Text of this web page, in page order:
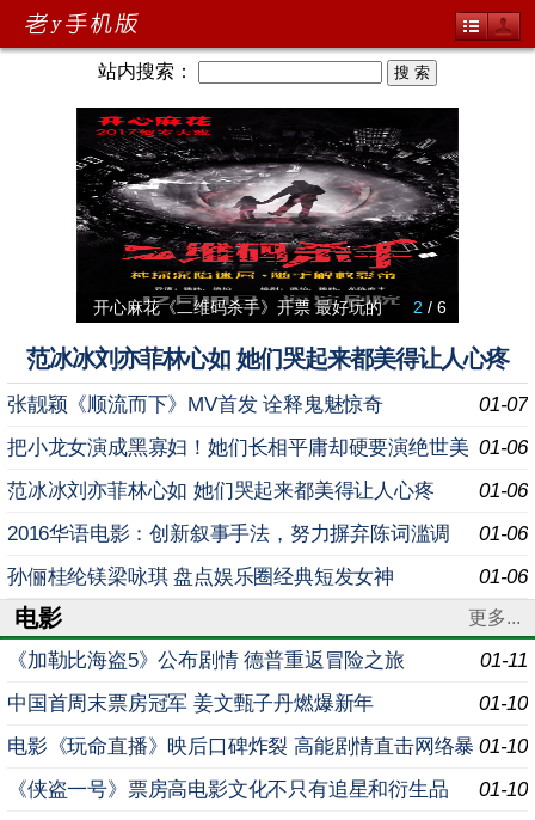
站内搜索：
开心麻花《二维码杀手》开票 最好玩的 2 / 6
范冰冰刘亦菲林心如 她们哭起来都美得让人心疼
01-07
张靓颖《顺流而下》MV首发 诠释鬼魅惊奇
01-06
把小龙女演成黑寡妇！她们长相平庸却硬要演绝世美
女
01-06
范冰冰刘亦菲林心如 她们哭起来都美得让人心疼
01-06
2016华语电影：创新叙事手法，努力摒弃陈词滥调
01-06
孙俪桂纶镁梁咏琪 盘点娱乐圈经典短发女神
电影 更多...
01-11
《加勒比海盗5》公布剧情 德普重返冒险之旅
01-10
中国首周末票房冠军 姜文甄子丹燃爆新年
01-10
电影《玩命直播》映后口碑炸裂 高能剧情直击网络暴
力
01-10
《侠盗一号》票房高电影文化不只有追星和衍生品